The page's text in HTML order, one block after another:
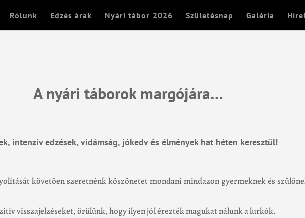
Rólunk Edzés árak Nyári tábor 2026 Születésnap Galéria
A nyári táborok margójára…
intenzív edzések, vidámság, jókedv és élmények hat héten keresztül!
követően szeretnénk köszönetet mondani mindazon gyermeknek és
visszajelzéseket, örülünk, hogy ilyen jól érezték magukat nálunk a lurkók.